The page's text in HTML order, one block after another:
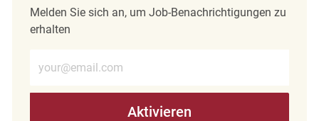
Melden Sie sich an, um Job-Benachrichtigungen zu
erhalten
Aktivieren